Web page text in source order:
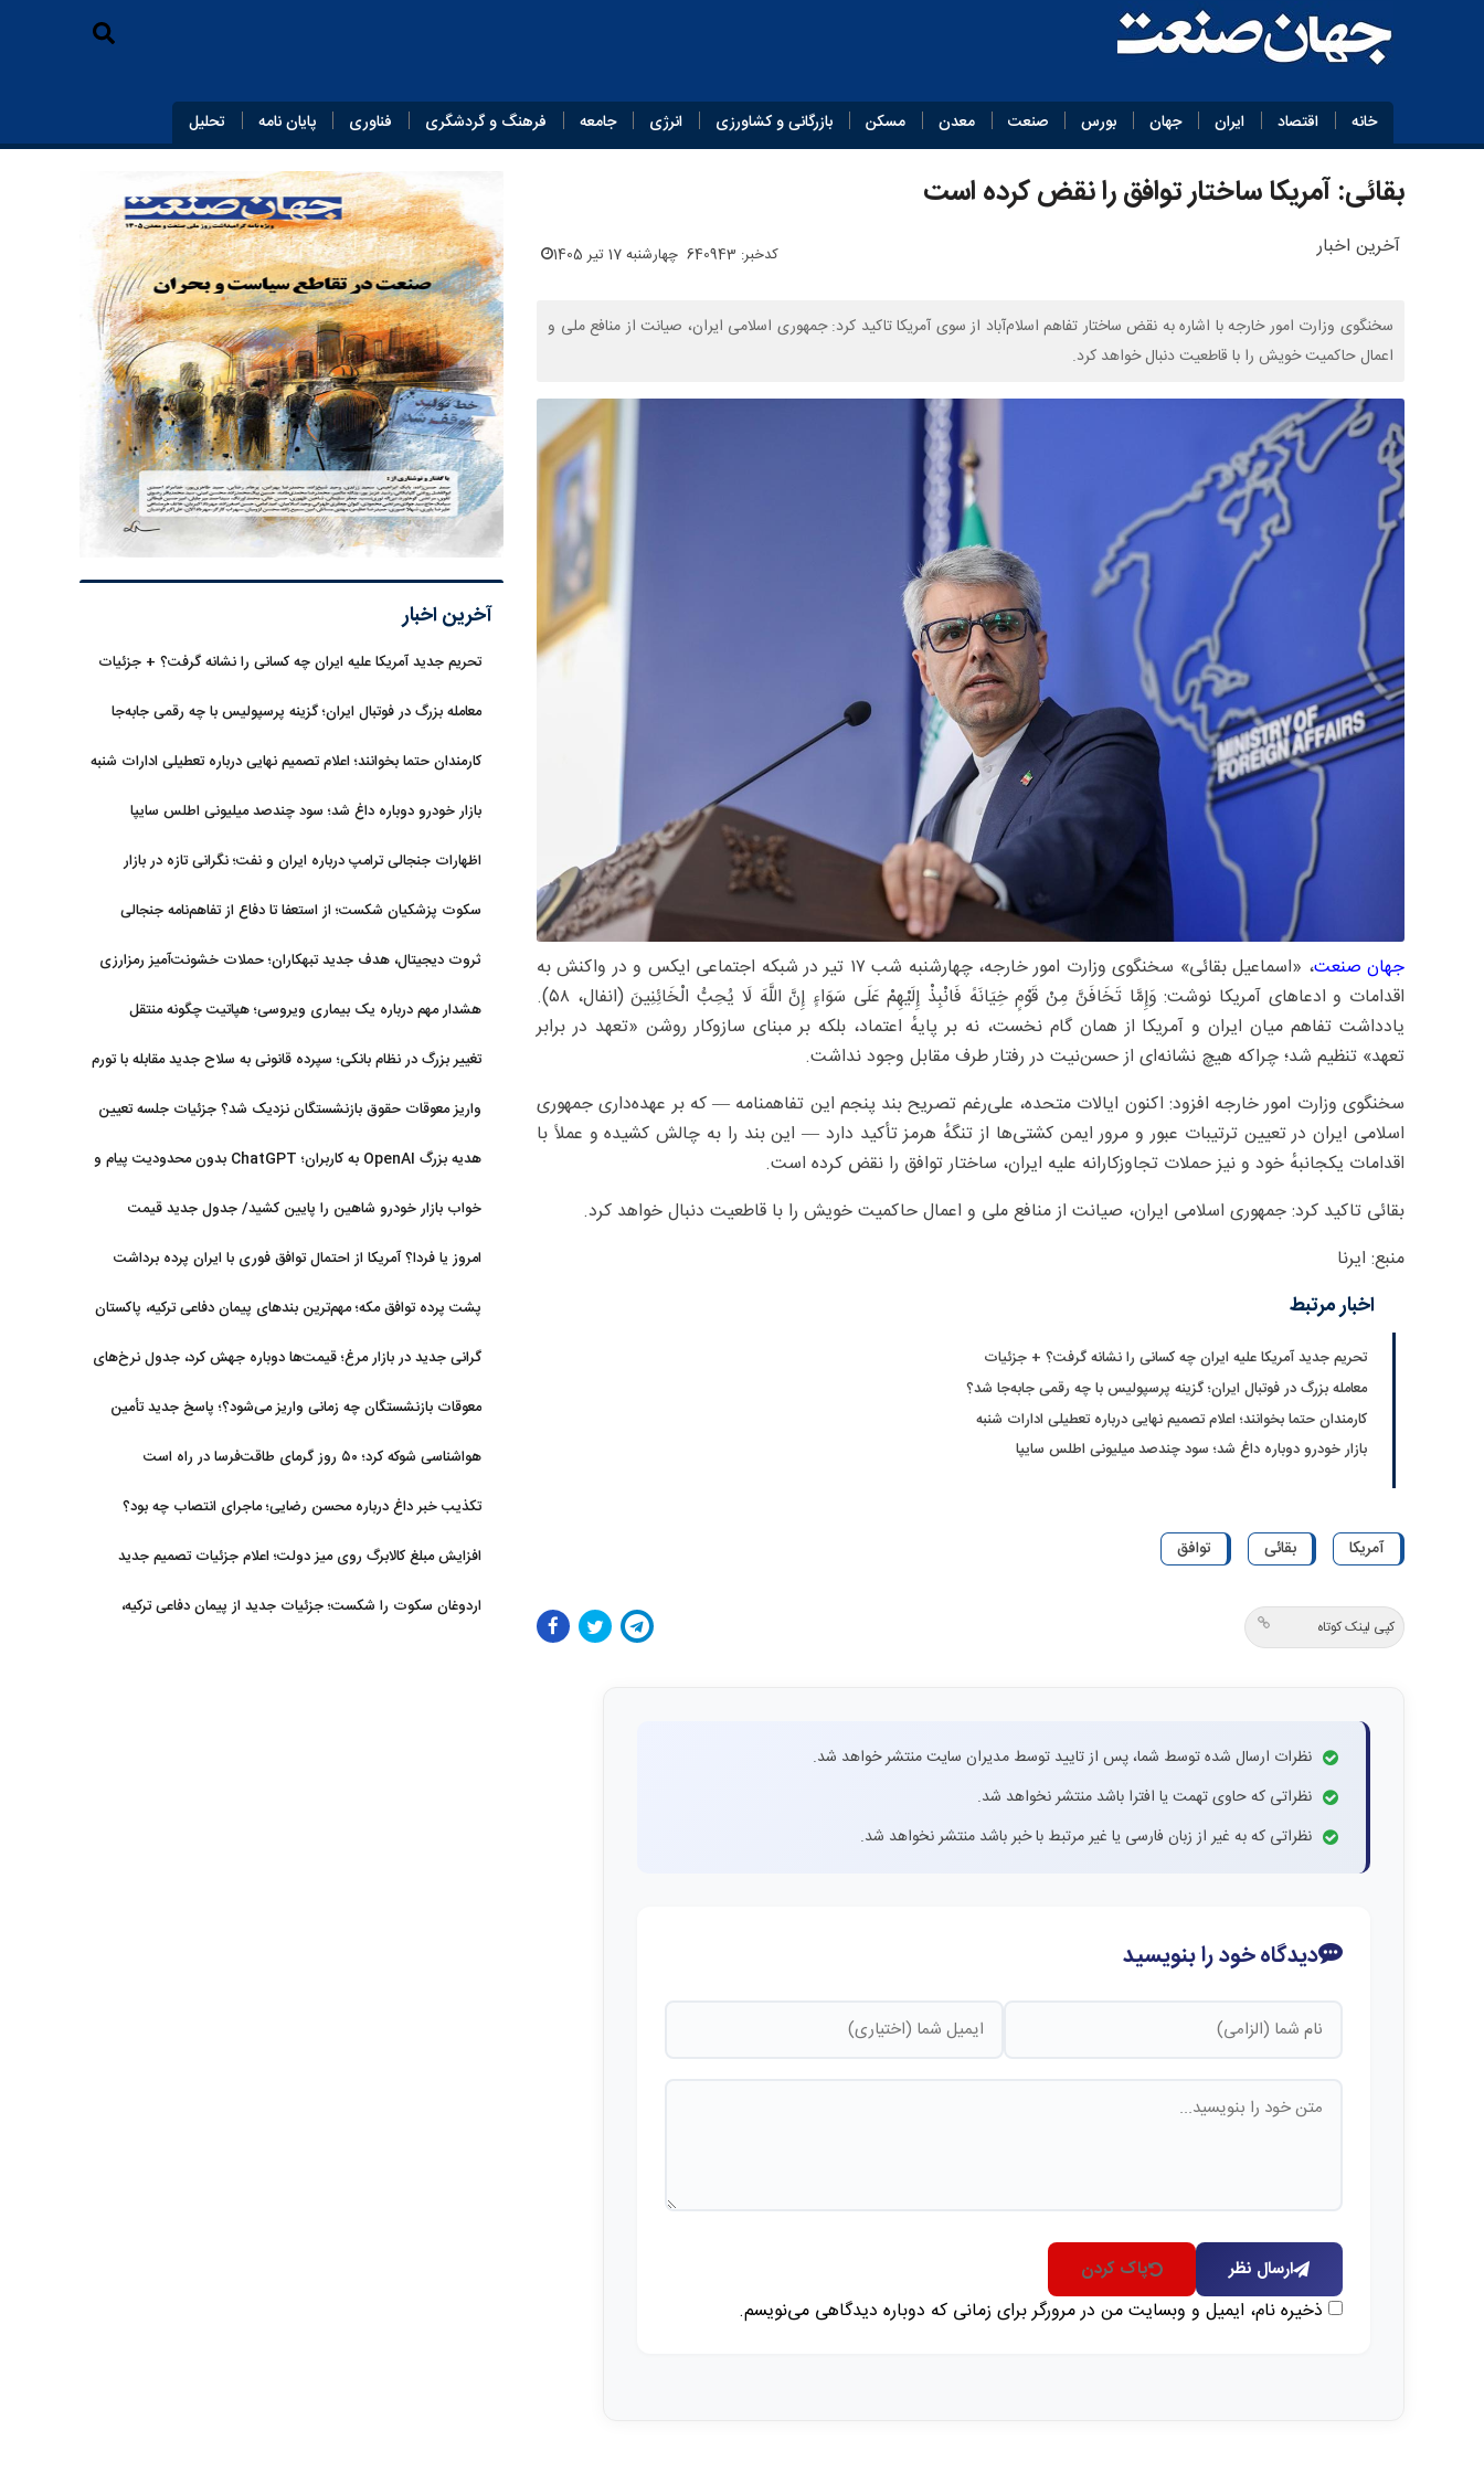
خانه اقتصاد ایران جهان بورس صنعت معدن مسکن بازرگانی و کشاورزی انرژی جامعه فرهنگ و گردشگری فناوری پایان‌ نامه تحلیل
بقائی: آمریکا ساختار توافق را نقض کرده‌ است
آخرین اخبار کدخبر: 640943 چهارشنبه 17 تیر 1405
سخنگوی وزارت امور خارجه با اشاره به نقض ساختار تفاهم اسلام‌آباد از سوی آمریکا تاکید کرد: جمهوری اسلامی ایران، صیانت از منافع ملی و
اعمال حاکمیت خویش را با قاطعیت دنبال خواهد کرد.
جهان صنعت
، «اسماعیل بقائی» سخنگوی وزارت امور خارجه، چهارشنبه شب ۱۷ تیر در شبکه اجتماعی ایکس و در واکنش به
اقدامات و ادعاهای آمریکا نوشت: وَإِمَّا تَخَافَنَّ مِنْ قَوْمٍ خِیَانَهً فَانْبِذْ إِلَیْهِمْ عَلَی سَوَاءٍ إِنَّ اللَّهَ لَا یُحِبُّ الْخَائِنِینَ (انفال، ۵۸).
یادداشت تفاهم میان ایران و آمریکا از همان گام نخست، نه بر پایهٔ اعتماد، بلکه بر مبنای سازوکار روشن «تعهد در برابر
تعهد» تنظیم شد؛ چراکه هیچ نشانه‌ای از حسن‌نیت در رفتار طرف مقابل وجود نداشت.
سخنگوی وزارت امور خارجه افزود: اکنون ایالات متحده، علی‌رغم تصریح بند پنجم این تفاهمنامه — که بر عهده‌داری جمهوری
اسلامی ایران در تعیین ترتیبات عبور و مرور ایمن کشتی‌ها از تنگهٔ هرمز تأکید دارد — این بند را به چالش کشیده و عملاً با
اقدامات یکجانبهٔ خود و نیز حملات تجاوزکارانه علیه ایران، ساختار توافق را نقض کرده است.
بقائی تاکید کرد: جمهوری اسلامی ایران، صیانت از منافع ملی و اعمال حاکمیت خویش را با قاطعیت دنبال خواهد کرد.
منبع: ایرنا
اخبار مرتبط
تحریم جدید آمریکا علیه ایران چه کسانی را نشانه گرفت؟ + جزئیات
معامله بزرگ در فوتبال ایران؛ گزینه پرسپولیس با چه رقمی جابه‌جا شد؟
کارمندان حتما بخوانند؛ اعلام تصمیم نهایی درباره تعطیلی ادارات شنبه
بازار خودرو دوباره داغ شد؛ سود چندصد میلیونی اطلس سایپا
آمریکا بقائی توافق
کپی لینک کوتاه
نظرات ارسال شده توسط شما، پس از تایید توسط مدیران سایت منتشر خواهد شد.
نظراتی که حاوی تهمت یا افترا باشد منتشر نخواهد شد.
نظراتی که به غیر از زبان فارسی یا غیر مرتبط با خبر باشد منتشر نخواهد شد.
دیدگاه خود را بنویسید
ارسال نظر پاک کردن
ذخیره نام، ایمیل و وبسایت من در مرورگر برای زمانی که دوباره دیدگاهی می‌نویسم.
آخرین اخبار
تحریم جدید آمریکا علیه ایران چه کسانی را نشانه گرفت؟ + جزئیات
معامله بزرگ در فوتبال ایران؛ گزینه پرسپولیس با چه رقمی جابه‌جا
کارمندان حتما بخوانند؛ اعلام تصمیم نهایی درباره تعطیلی ادارات شنبه
بازار خودرو دوباره داغ شد؛ سود چندصد میلیونی اطلس سایپا
اظهارات جنجالی ترامپ درباره ایران و نفت؛ نگرانی تازه در بازار
سکوت پزشکیان شکست؛ از استعفا تا دفاع از تفاهم‌نامه جنجالی
ثروت دیجیتال، هدف جدید تبهکاران؛ حملات خشونت‌آمیز رمزارزی
هشدار مهم درباره یک بیماری ویروسی؛ هپاتیت چگونه منتقل
تغییر بزرگ در نظام بانکی؛ سپرده قانونی به سلاح جدید مقابله با تورم
واریز معوقات حقوق بازنشستگان نزدیک شد؟ جزئیات جلسه تعیین
هدیه بزرگ OpenAI به کاربران؛ ChatGPT بدون محدودیت پیام و
خواب بازار خودرو شاهین را پایین کشید/ جدول جدید قیمت
امروز یا فردا؟ آمریکا از احتمال توافق فوری با ایران پرده برداشت
پشت پرده توافق مکه؛ مهم‌ترین بندهای پیمان دفاعی ترکیه، پاکستان
گرانی جدید در بازار مرغ؛ قیمت‌ها دوباره جهش کرد، جدول نرخ‌های
معوقات بازنشستگان چه زمانی واریز می‌شود؟؛ پاسخ جدید تأمین
هواشناسی شوکه کرد؛ ۵۰ روز گرمای طاقت‌فرسا در راه است
تکذیب خبر داغ درباره محسن رضایی؛ ماجرای انتصاب چه بود؟
افزایش مبلغ کالابرگ روی میز دولت؛ اعلام جزئیات تصمیم جدید
اردوغان سکوت را شکست؛ جزئیات جدید از پیمان دفاعی ترکیه،